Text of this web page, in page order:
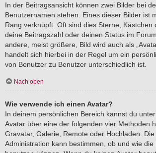
In der Beitragsansicht können zwei Bilder bei
Benutzernamen stehen. Eines dieser Bilder ist
Rang verknüpft: Oft sind dies Sterne, Kästchen
deine Beitragszahl oder deinen Status im
andere, meist größere, Bild wird auch als
handelt sich hierbei in der Regel um ein
von Benutzer zu Benutzer unterschiedlich ist.
Nach oben
Wie verwende ich einen Avatar?
In deinem persönlichen Bereich kannst du unter
Avatar über eine der folgenden vier Methoden
Gravatar, Galerie, Remote oder Hochladen. Die
Administration kann bestimmen, ob und wie die